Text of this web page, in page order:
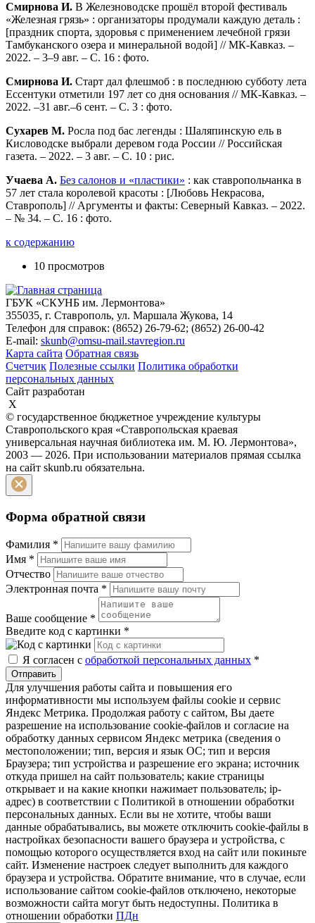
Смирнова И. В Железноводске прошёл второй фестиваль
«Железная грязь» : организаторы продумали каждую деталь :
[праздник спорта, здоровья с применением лечебной грязи
Тамбуканского озера и минеральной водой] // МК-Кавказ. –
2022. – 3–9 авг. – С. 16 : фото.
Смирнова И. Старт дал флешмоб : в последнюю субботу лета
Ессентуки отметили 197 лет со дня основания // МК-Кавказ. –
2022. –31 авг.–6 сент. – С. 3 : фото.
Сухарев М. Росла под бас легенды : Шаляпинскую ель в
Кисловодске выбрали деревом года России // Российская
газета. – 2022. – 3 авг. – С. 10 : рис.
Учаева А. Без салонов и «пластики» : как ставропольчанка в
57 лет стала королевой красоты : [Любовь Некрасова,
Ставрополь] // Аргументы и факты: Северный Кавказ. – 2022.
– № 34. – С. 16 : фото.
к содержанию
10 просмотров
ГБУК «СКУНБ им. Лермонтова»
355035, г. Ставрополь, ул. Маршала Жукова, 14
Телефон для справок: (8652) 26-79-62; (8652) 26-00-42
E-mail: skunb@omsu-mail.stavregion.ru
Карта сайта Обратная связь
Счетчик Полезные ссылки Политика обработки
персональных данных
Сайт разработан
X
© государственное бюджетное учреждение культуры
Ставропольского края «Ставропольская краевая
универсальная научная библиотека им. М. Ю. Лермонтова»,
2003 — 2026. При использовании материалов прямая ссылка
на сайт skunb.ru обязательна.
Форма обратной связи
Фамилия *
Имя *
Отчество
Электронная почта *
Ваше сообщение *
Введите код с картинки *
Я согласен с обработкой персональных данных *
Отправить
Для улучшения работы сайта и повышения его
информативности мы используем файлы cookie и сервис
Яндекс Метрика. Продолжая работу с сайтом, Вы даете
разрешение на использование cookie-файлов и согласие на
обработку данных сервисом Яндекс метрика (сведения о
местоположении; тип, версия и язык ОС; тип и версия
Браузера; тип устройства и разрешение его экрана; источник
откуда пришел на сайт пользователь; какие страницы
открывает и на какие кнопки нажимает пользователь; ip-
адрес) в соответствии с Политикой в отношении обработки
персональных данных. Если вы не хотите, чтобы ваши
данные обрабатывались, вы можете отключить cookie-файлы в
настройках безопасности вашего браузера и устройства, с
помощью которого осуществляется вход на сайт или покиньте
сайт. Изменение настроек следует выполнить для каждого
браузера и устройства. Обратите внимание, что в случае, если
использование сайтом cookie-файлов отключено, некоторые
возможности сайта могут быть недоступны. Политика в
отношении обработки ПДн